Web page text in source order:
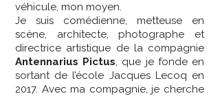
véhicule, mon moyen.
Je suis comédienne, metteuse en
scène, architecte, photographe et
directrice artistique de la compagnie
Antennarius Pictus, que je fonde en
sortant de l’école Jacques Lecoq en
2017. Avec ma compagnie, je cherche